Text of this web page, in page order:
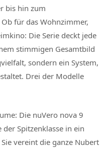
bis hin zum
für das Wohnzimmer,
Die Serie deckt jede
stimmigen Gesamtbild
sondern ein System,
Drei der Modelle
Die nuVero nova 9
Spitzenklasse in ein
vereint die ganze Nubert